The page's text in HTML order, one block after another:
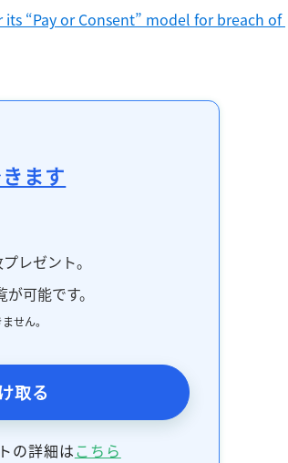
“Pay or Consent” model for breach of
ます
レゼント。
可能です。
せん。
取る
の詳細はこちら
気に入りに保存するには
ログインが必要です
会員登録